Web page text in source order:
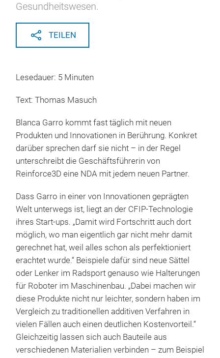
Gesundheitswesen.
TEILEN
Lesedauer: 5 Minuten
Text: Thomas Masuch
Blanca Garro kommt fast täglich mit neuen
Produkten und Innovationen in Berührung. Konkret
darüber sprechen darf sie nicht – in der Regel
unterschreibt die Geschäftsführerin von
Reinforce3D eine NDA mit jedem neuen Partner.
Dass Garro in einer von Innovationen geprägten
Welt unterwegs ist, liegt an der CFIP-Technologie
ihres Start-ups. „Damit wird Fortschritt auch dort
möglich, wo man eigentlich gar nicht mehr damit
gerechnet hat, weil alles schon als perfektioniert
erachtet wurde.“ Beispiele dafür sind neue Sättel
oder Lenker im Radsport genauso wie Halterungen
für Roboter im Maschinenbau. „Dabei machen wir
diese Produkte nicht nur leichter, sondern haben im
Vergleich zu traditionellen additiven Verfahren in
vielen Fällen auch einen deutlichen Kostenvorteil.“
Gleichzeitig lassen sich auch Bauteile aus
verschiedenen Materialien verbinden – zum Beispiel